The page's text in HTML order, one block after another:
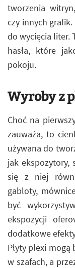
tworzenia
czy innych
do wycięcia liter.
hasła, które
pokoju.
Wyroby z
Choć na
zauważa, to
używana do
jak ekspozytory,
się z niej
gabloty,
być
ekspozycji
dodatkowe
Płyty plexi
w szafach, a